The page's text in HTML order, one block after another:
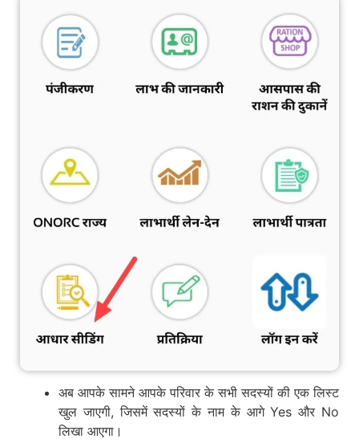
अब आपके सामने आपके परिवार के सभी सदस्यों की एक लिस्ट
खुल जाएगी, जिसमें सदस्यों के नाम के आगे Yes और No
लिखा आएगा।